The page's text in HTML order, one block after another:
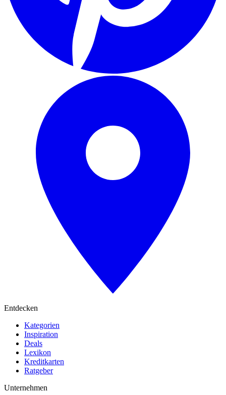
Entdecken
Kategorien
Inspiration
Deals
Lexikon
Kreditkarten
Ratgeber
Unternehmen